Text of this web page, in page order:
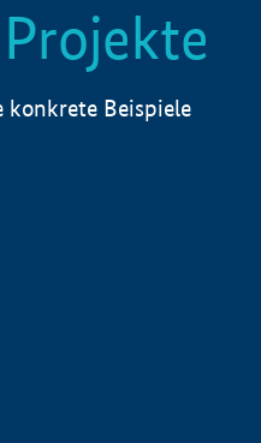
Beispiele